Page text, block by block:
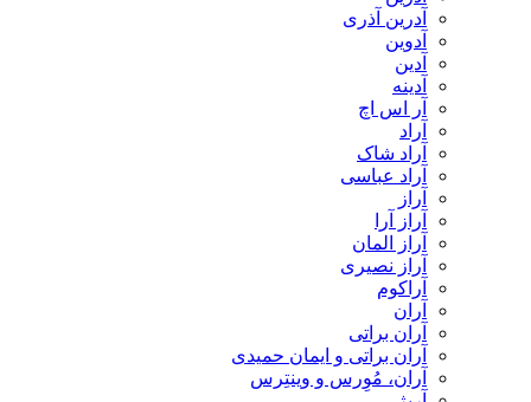
آدرین آذری
آدوین
آدین
آدینه
آر اس اچ
آراد
آراد شاک
آراد عباسی
آراز
آراز آرا
آراز المان
آراز نصیری
آراکوم
آران
آران براتی
آران براتی و ایمان حمیدی
آران، مُوِرس و وینتِرس